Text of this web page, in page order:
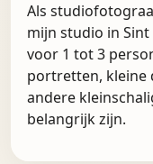
Als
mijn studio in
voor 1 tot 3
portretten, kleine
andere
belangrijk zijn.